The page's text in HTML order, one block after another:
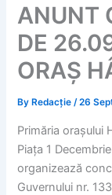
ANUNT
DE
ORAȘ
By Redacție/26
Primăria orașului
Piața 1
organizează
Guvernului nr.